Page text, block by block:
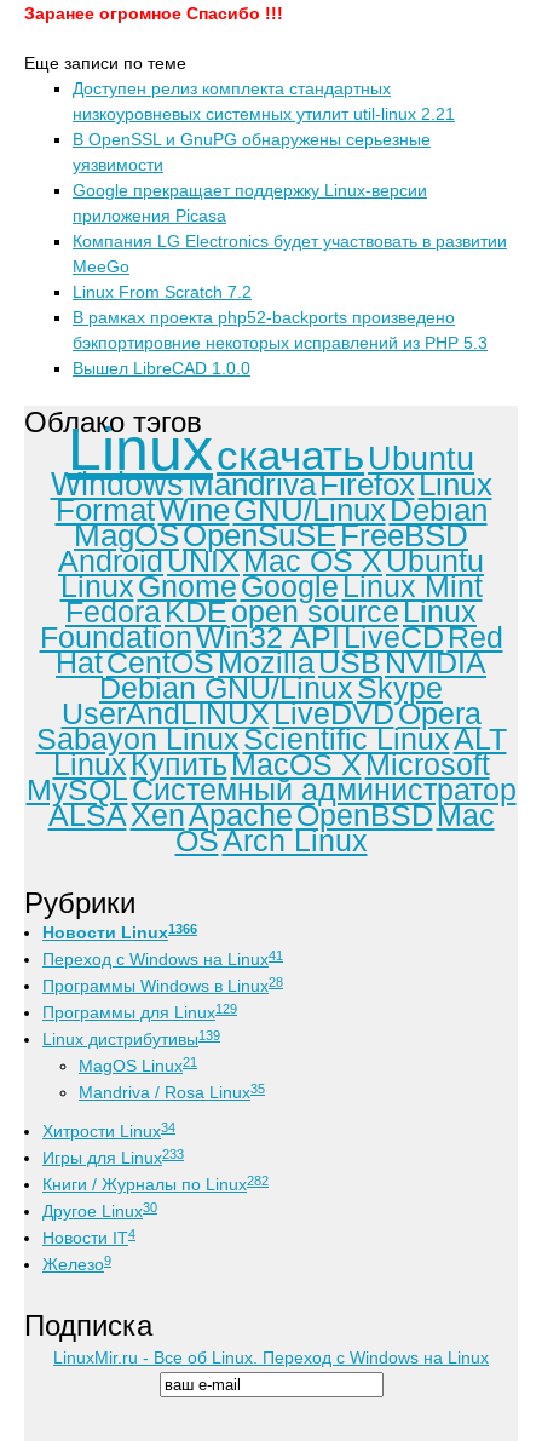
Заранее огромное Спасибо !!!
Еще записи по теме
Доступен релиз комплекта стандартных
низкоуровневых системных утилит util-linux 2.21
В OpenSSL и GnuPG обнаружены серьезные
уязвимости
Google прекращает поддержку Linux-версии
приложения Picasa
Компания LG Electronics будет участвовать в развитии
MeeGo
Linux From Scratch 7.2
В рамках проекта php52-backports произведено
бэкпортировние некоторых исправлений из PHP 5.3
Вышел LibreCAD 1.0.0
Облако тэгов
Linuxскачать Ubuntu
WindowsMandrivaFirefoxLinux
FormatWineGNU/LinuxDebian
MagOSOpenSuSEFreeBSD
AndroidUNIXMac OS XUbuntu
LinuxGnomeGoogleLinux Mint
FedoraKDEopen sourceLinux
FoundationWin32 APILiveCDRed
HatCentOSMozillaUSBNVIDIA
Debian GNU/LinuxSkype
UserAndLINUXLiveDVDOpera
Sabayon LinuxScientific LinuxALT
LinuxКупитьMacOS XMicrosoft
MySQLСистемный администратор
ALSAXenApacheOpenBSDMac
OSArch Linux
Рубрики
Новости Linux1366
Переход с Windows на Linux41
Программы Windows в Linux28
Программы для Linux129
Linux дистрибутивы139
MagOS Linux21
Mandriva / Rosa Linux35
Хитрости Linux34
Игры для Linux233
Книги / Журналы по Linux282
Другое Linux30
Новости IT4
Железо9
Подписка
LinuxMir.ru - Все об Linux. Переход с Windows на Linux